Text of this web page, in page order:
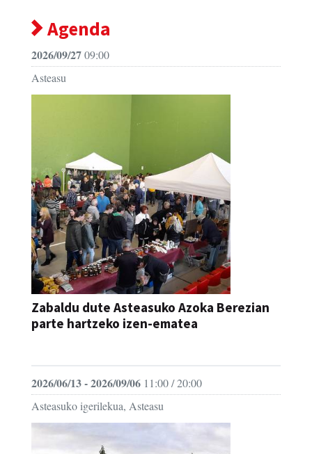
Agenda
2026/09/2709:00
Asteasu
Zabaldu dute Asteasuko Azoka Berezian
parte hartzeko izen-ematea
2026/06/13 - 2026/09/06 11:00 / 20:00
Asteasuko igerilekua, Asteasu